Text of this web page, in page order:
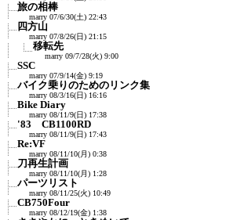
旅の相棒
marry 07/6/30(土) 22:43
四方山
marry 07/8/26(日) 21:15
移転先
marry 09/7/28(火) 9:00
SSC
marry 07/9/14(金) 9:19
バイク乗りのためのリンク集
marry 08/3/16(日) 16:16
Bike Diary
marry 08/11/9(日) 17:38
'83 CB1100RD
marry 08/11/9(日) 17:43
Re:VF
marry 08/11/10(月) 0:38
刀再生計画
marry 08/11/10(月) 1:28
パーツリスト
marry 08/11/25(火) 10:49
CB750Four
marry 08/12/19(金) 1:38